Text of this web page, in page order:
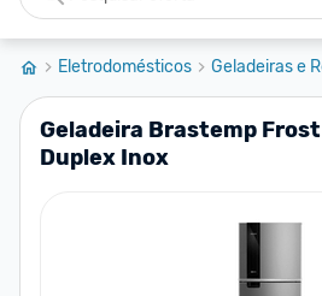
Eletrodomésticos Geladeiras e
Geladeira Brastemp
Duplex Inox